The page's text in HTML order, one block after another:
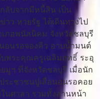
ลับจากมีหนี้สิน เป็น
าว หวยรัฐ ได้เดินทางไป
ภอพนัสนิคม จังหวัดชลบุรี
อนรอจองคิว อาบน้ำมนต์
พระคุณครูเฉลิมฤทธิ์ ระอุ
มูฯ ที่จังหวัดชลบุรี เมื่อนัก
ระชาชนปูเสื่อนอนรอคอย
นศาลา รวมทั้งลานหน้า